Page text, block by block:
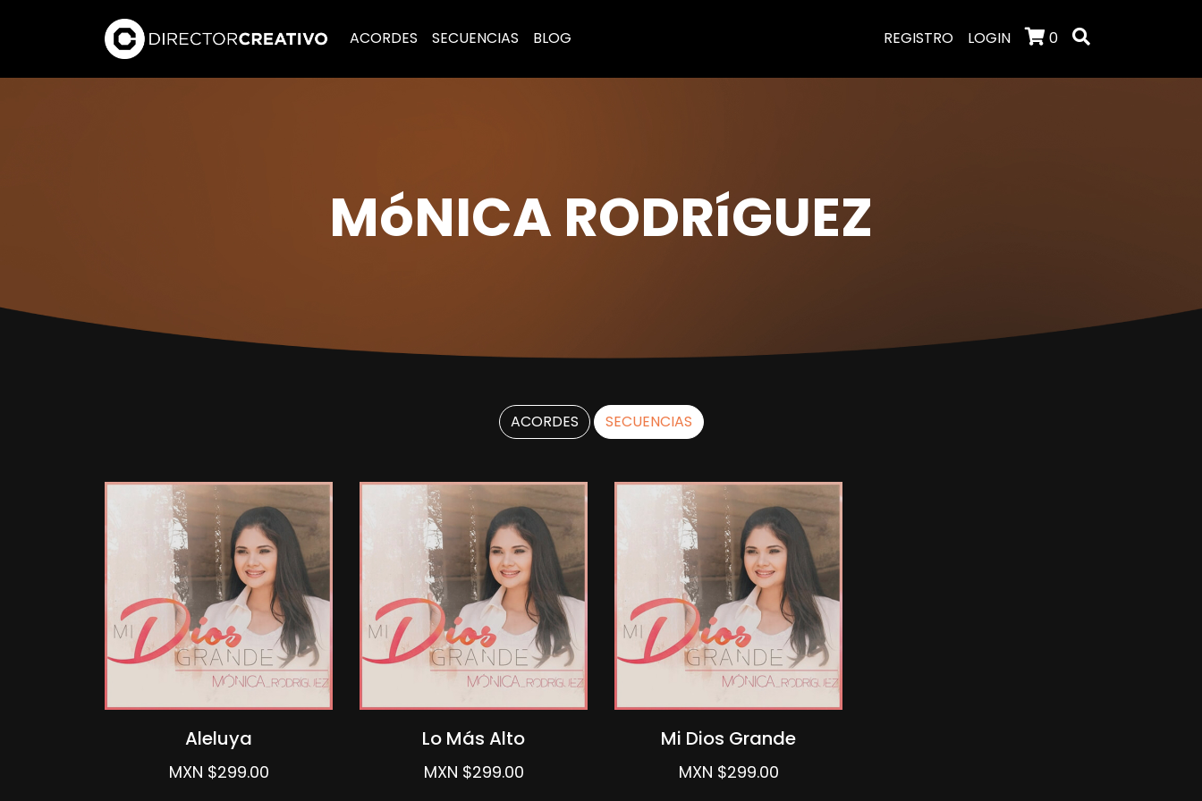
ACORDES SECUENCIAS BLOG REGISTRO LOGIN 0
MóNICA RODRíGUEZ
ACORDES SECUENCIAS
Aleluya
MXN $299.00
Lo Más Alto
MXN $299.00
Mi Dios Grande
MXN $299.00